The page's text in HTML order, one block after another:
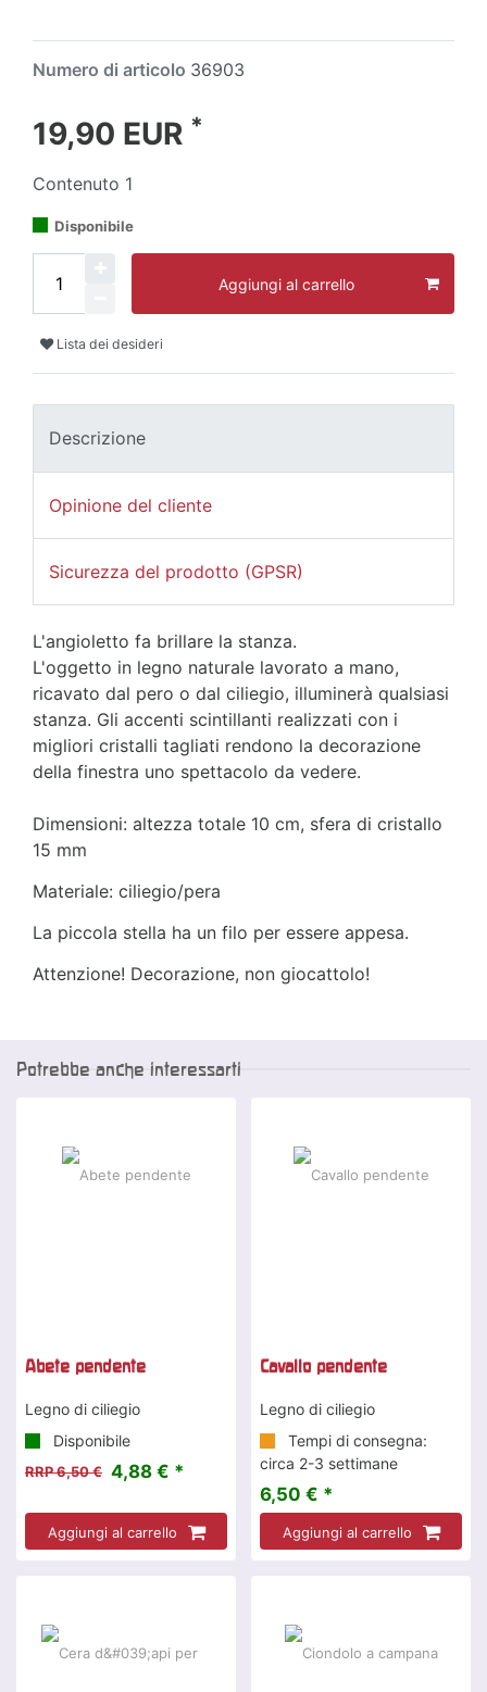
Numero di articolo 36903
19,90 EUR *
Contenuto 1
Disponibile
Aggiungi al carrello
Lista dei desideri
Descrizione
Opinione del cliente
Sicurezza del prodotto (GPSR)
L'angioletto fa brillare la stanza.
L'oggetto in legno naturale lavorato a mano,
ricavato dal pero o dal ciliegio, illuminerà qualsiasi
stanza. Gli accenti scintillanti realizzati con i
migliori cristalli tagliati rendono la decorazione
della finestra uno spettacolo da vedere.
Dimensioni: altezza totale 10 cm, sfera di cristallo
15 mm
Materiale: ciliegio/pera
La piccola stella ha un filo per essere appesa.
Attenzione! Decorazione, non giocattolo!
Potrebbe anche interessarti
-25 %
Abete pendente
Legno di ciliegio
Disponibile
RRP 6,50 € 4,88 € *
Aggiungi al carrello
Cavallo pendente
Legno di ciliegio
Tempi di consegna:
circa 2-3 settimane
6,50 € *
Aggiungi al carrello